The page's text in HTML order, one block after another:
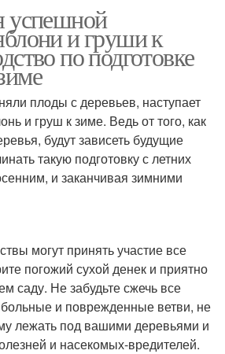
успешной
и груши к
по подготовке
плоды с деревьев, наступает
и груш к зиме. Ведь от того, как
будут зависеть будущие
такую подготовку с летних
и заканчивая зимними
могут принять участие все
погожий сухой денек и приятно
саду. Не забудьте сжечь все
и поврежденные ветви, не
лежать под вашими деревьями и
и насекомых-вредителей.